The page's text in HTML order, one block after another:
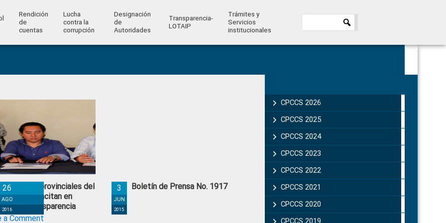
Rendición
de
cuentas
Lucha
contra la
corrupción
Designación
de
Autoridades
Transparencia-
LOTAIP
Trámites y
Servicios
institucionales
provinciales del
se capacitan en
de Transparencia
26
AGO
2016
a Comment
Boletín de Prensa No. 1917
3
JUN
2015
Sidebar
CPCCS 2026
CPCCS 2025
CPCCS 2024
CPCCS 2023
CPCCS 2022
CPCCS 2021
CPCCS 2020
CPCCS 2019 .